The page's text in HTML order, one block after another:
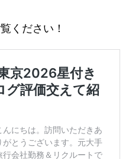
ください！